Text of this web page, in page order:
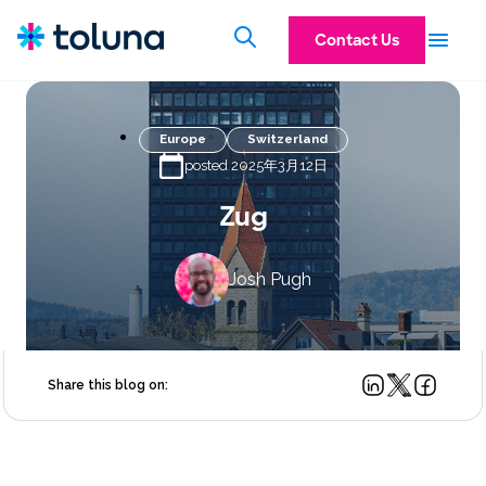
Contact Us
Europe Switzerland
posted 2025年3月12日
Zug
Josh Pugh
Share this blog on: